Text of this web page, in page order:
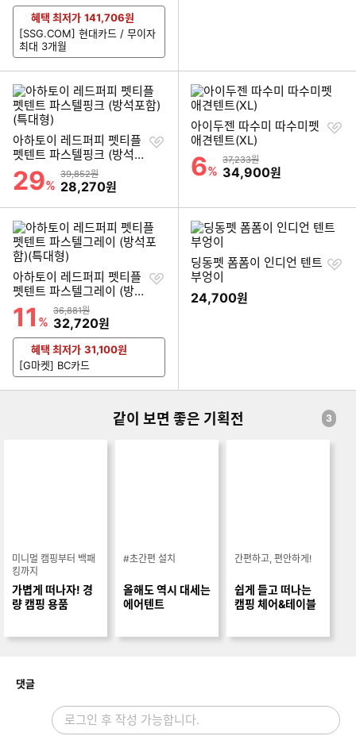
혜택 최저가 141,706원
[SSG.COM] 현대카드 / 무이자
최대 3개월
아하토이 레드퍼피 펫티플
펫텐트 파스텔핑크 (방석포
함)(특대형)
할인률
29%
상품금액
39,852원
할인금액
28,270원
찜
아이두젠 따수미 따수미펫
애견텐트(XL)
할인률
6%
상품금액
37,233원
할인금액
34,900원
찜
아하토이 레드퍼피 펫티플
펫텐트 파스텔그레이 (방석
포함)(특대형)
할인률
11 %
상품금액
36,881원
할인금액
32,720원
찜
혜택 최저가 31,100원
[G마켓] BC카드
딩동펫 폼폼이 인디언 텐트
부엉이
24,700원
찜
같이 보면 좋은 기획전 3
미니멀 캠핑부터 백패
킹까지
가볍게 떠나자! 경
량 캠핑 용품
#초간편 설치
올해도 역시 대세는
에어텐트
간편하고, 편안하게!
쉽게 들고 떠나는
캠핑 체어&테이블
댓글개